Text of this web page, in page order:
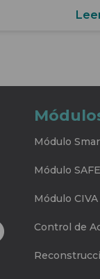
Módulo
Módulo
Módulo CIVA
Control de